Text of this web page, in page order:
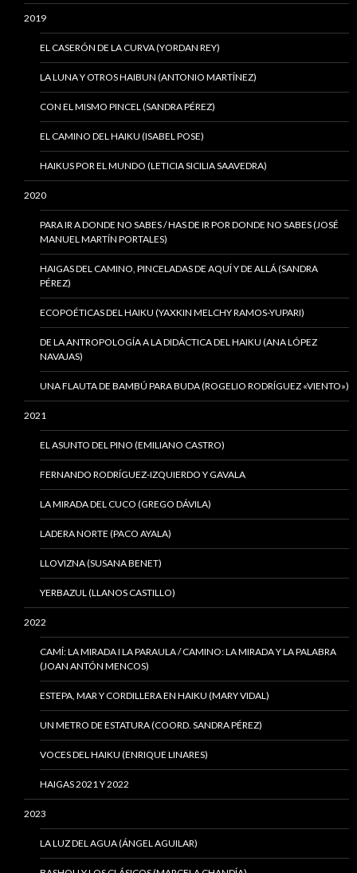
2019
EL CASERÓN DE LA CURVA (YORDAN REY)
LA LUNA Y OTROS HAIBUN (ANTONIO MARTÍNEZ)
CON EL MISMO PINCEL (SANDRA PÉREZ)
EL CAMINO DEL HAIKU (ISABEL POSE)
HAIKUS POR EL MUNDO (LETICIA SICILIA SAAVEDRA)
2020
PARA IR A DONDE NO SABES / HAS DE IR POR DONDE NO SABES (JOSÉ
MANUEL MARTÍN PORTALES)
HAIGAS DEL CAMINO, PINCELADAS DE AQUÍ Y DE ALLÁ (SANDRA
PÉREZ)
ECOPOÉTICAS DEL HAIKU (YAXKIN MELCHY RAMOS-YUPARI)
DE LA ANTROPOLOGÍA A LA DIDÁCTICA DEL HAIKU (ANA LÓPEZ
NAVAJAS)
UNA FLAUTA DE BAMBÚ PARA BUDA (ROGELIO RODRÍGUEZ «VIENTO»)
2021
EL ASUNTO DEL PINO (EMILIANO CASTRO)
FERNANDO RODRÍGUEZ-IZQUIERDO Y GAVALA
LA MIRADA DEL CUCO (GREGO DÁVILA)
LADERA NORTE (PACO AYALA)
LLOVIZNA (SUSANA BENET)
YERBAZUL (LLANOS CASTILLO)
2022
CAMÍ: LA MIRADA I LA PARAULA / CAMINO: LA MIRADA Y LA PALABRA
(JOAN ANTÓN MENCOS)
ESTEPA, MAR Y CORDILLERA EN HAIKU (MARY VIDAL)
UN METRO DE ESTATURA (COORD. SANDRA PÉREZ)
VOCES DEL HAIKU (ENRIQUE LINARES)
HAIGAS 2021 Y 2022
2023
LA LUZ DEL AGUA (ÁNGEL AGUILAR)